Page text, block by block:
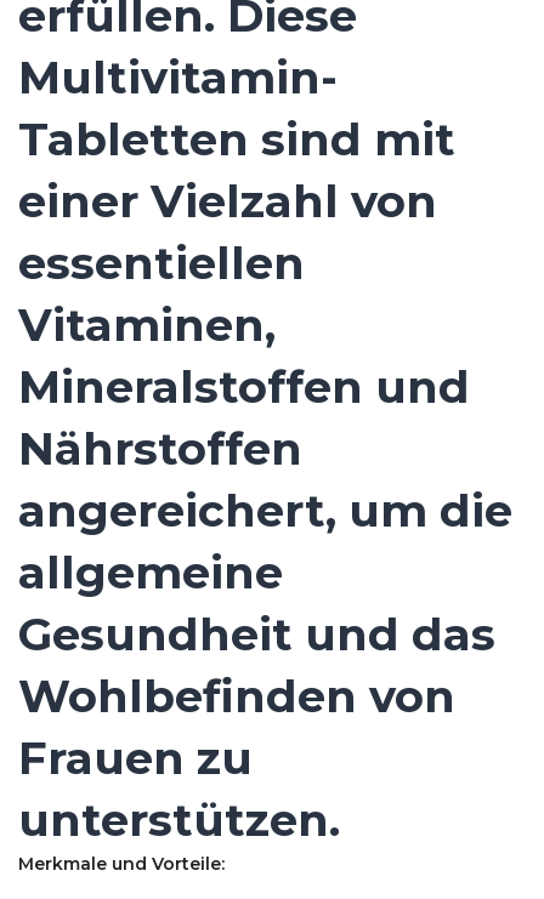
erfüllen. Diese
Multivitamin-
Tabletten sind mit
einer Vielzahl von
essentiellen
Vitaminen,
Mineralstoffen und
Nährstoffen
angereichert, um die
allgemeine
Gesundheit und das
Wohlbefinden von
Frauen zu
unterstützen.
Merkmale und Vorteile: